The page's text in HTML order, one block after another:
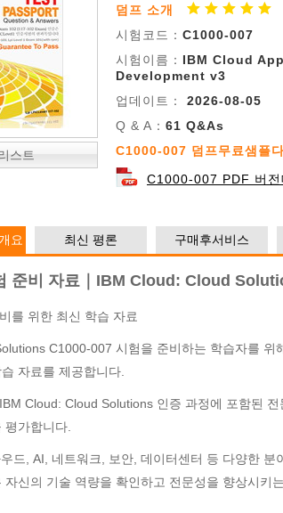
스트
덤프 소개
시험코드： C1000-007
시험이름： IBM Cloud
Development v3
업데이트：
2026-08-05
Q & A： 61 Q&As
C1000-007 덤프무료샘플다
C1000-007 PDF 버전
요 최신 평론 구매후서비스
준비 자료｜IBM Cloud: Cloud
를 위한 최신 학습 자료
C1000-007 시험을 준비하는 학습자를 위
자료를 제공합니다.
Cloud: Cloud Solutions 인증 과정에 포함된
가합니다.
드, AI, 네트워크, 보안, 데이터센터 등 다양한 분
자신의 기술 역량을 확인하고 전문성을 향상시키